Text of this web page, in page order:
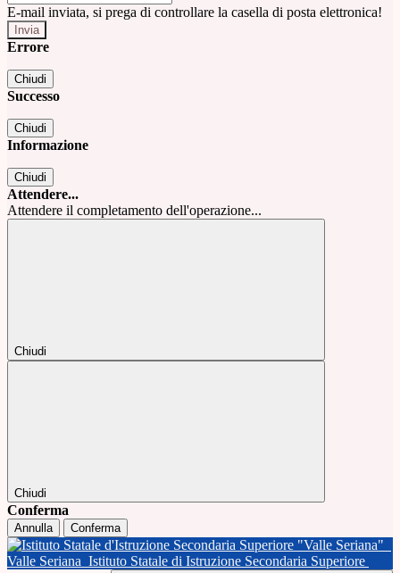
E-mail inviata, si prega di controllare la casella di posta elettronica!
Errore
Chiudi
Successo
Chiudi
Informazione
Chiudi
Attendere...
Attendere il completamento dell'operazione...
Chiudi
Chiudi
Conferma
Annulla Conferma
Valle Seriana Istituto Statale di Istruzione Secondaria Superiore